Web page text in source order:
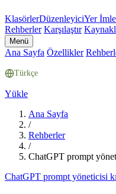
KlasörlerDüzenleyiciYer
Rehberler Karşılaştır
Menü
Ana Sayfa Özellikler
Türkçe
Yükle
Ana Sayfa
/
Rehberler
/
ChatGPT prompt
ChatGPT prompt yöneticisi